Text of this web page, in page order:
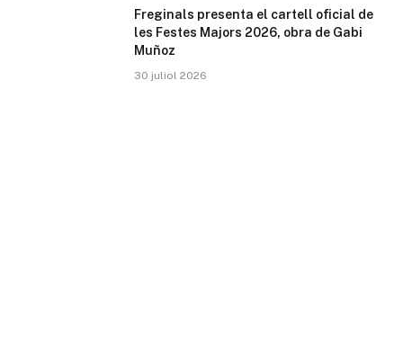
Freginals presenta el cartell oficial de
les Festes Majors 2026, obra de Gabi
Muñoz
30 juliol 2026